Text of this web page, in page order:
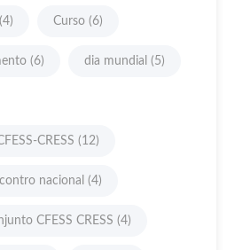
(4) Curso (6)
(6) dia mundial (5)
CRESS (12)
nacional (4)
CFESS CRESS (4)